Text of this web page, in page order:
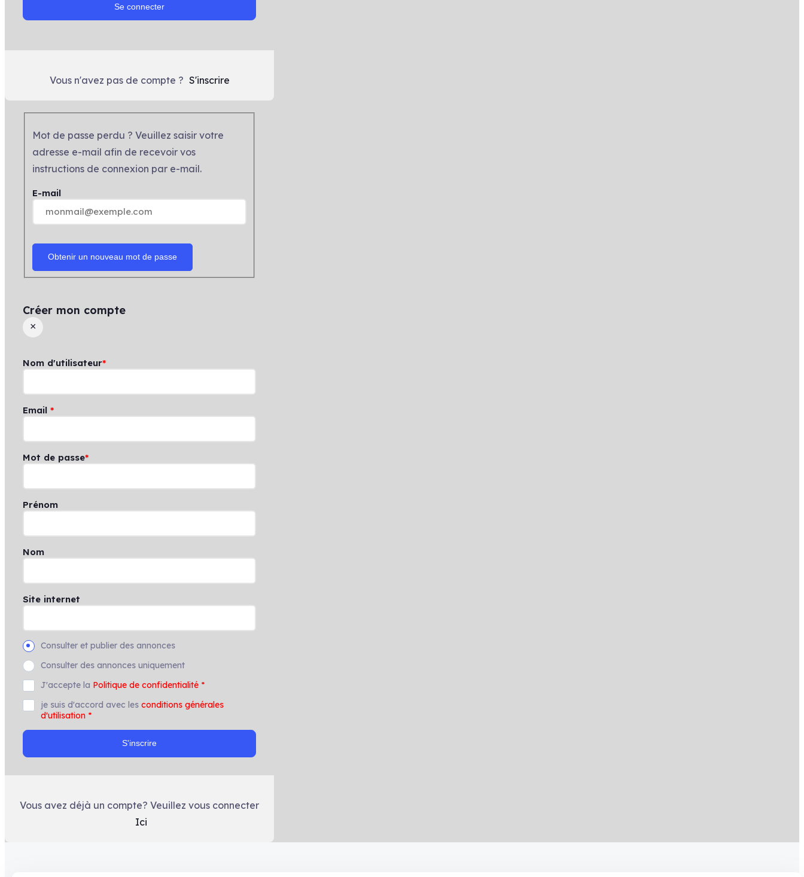
Se connecter
Vous n'avez pas de compte ? S'inscrire
Mot de passe perdu ? Veuillez saisir votre
adresse e-mail afin de recevoir vos
instructions de connexion par e-mail.
E-mail
Obtenir un nouveau mot de passe
Créer mon compte
×
Nom d'utilisateur*
Email *
Mot de passe*
Prénom
Nom
Site internet
Consulter et publier des annonces
Consulter des annonces uniquement
J'accepte la Politique de confidentialité *
je suis d'accord avec les conditions générales
d'utilisation *
S'inscrire
Vous avez déjà un compte? Veuillez vous connecter
Ici